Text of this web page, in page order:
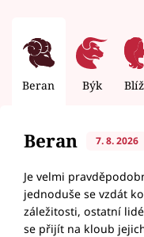
Beran Býk
Beran 7. 8. 2026
Je velmi
jednoduše se vzdát
záležitosti, ostatní
se přijít na kloub